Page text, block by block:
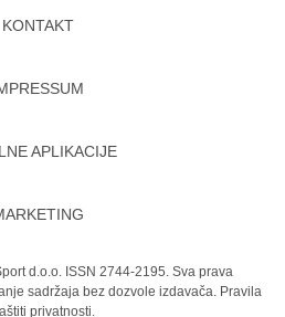
KONTAKT
APLIKACIJE
d.o.o. ISSN 2744-2195. Sva prava
sadržaja bez dozvole izdavača. Pravila
privatnosti.